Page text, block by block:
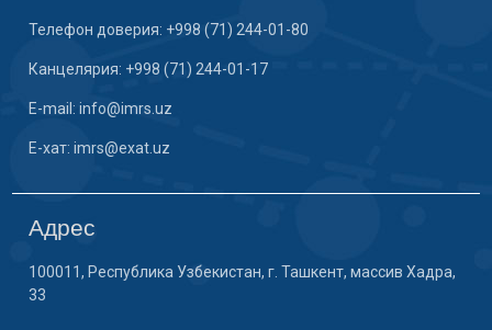
Телефон доверия: +998 (71) 244-01-80
Канцелярия: +998 (71) 244-01-17
E-mail: info@imrs.uz
E-хат: imrs@exat.uz
Адрес
100011, Республика Узбекистан, г. Ташкент, массив Хадра,
33